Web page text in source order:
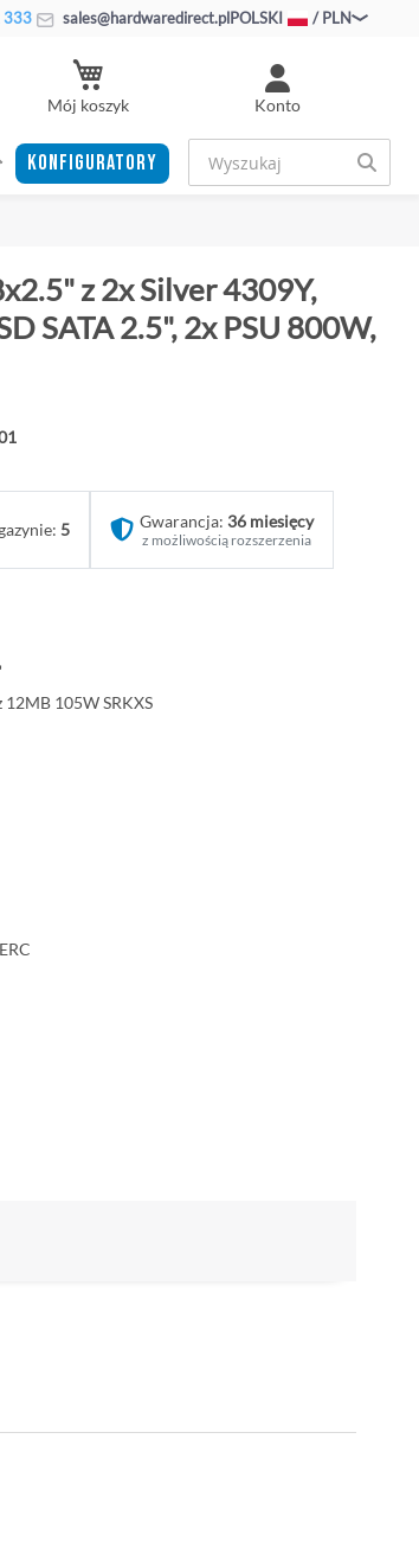
333 sales@hardwaredirect.plPOLSKI / PLN
Konto
Mój koszyk
KONFIGURATORY
z 2x Silver 4309Y,
SATA 2.5", 2x PSU 800W,
5 Gwarancja: 36 miesięcy
z możliwością rozszerzenia
105W SRKXS